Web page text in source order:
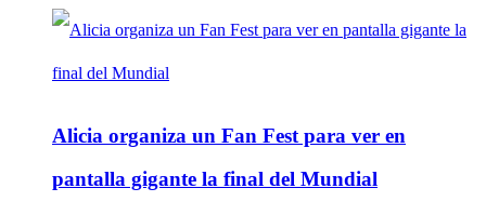
Alicia organiza un Fan Fest para ver en
pantalla gigante la final del Mundial